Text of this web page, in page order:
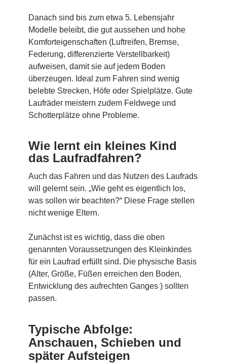
Danach sind bis zum etwa 5. Lebensjahr
Modelle beleibt, die gut aussehen und hohe
Komforteigenschaften (Luftreifen, Bremse,
Federung, differenzierte Verstellbarkeit)
aufweisen, damit sie auf jedem Boden
überzeugen. Ideal zum Fahren sind wenig
belebte Strecken, Höfe oder Spielplätze. Gute
Laufräder meistern zudem Feldwege und
Schotterplätze ohne Probleme.
Wie lernt ein kleines Kind
das Laufradfahren?
Auch das Fahren und das Nutzen des Laufrads
will gelernt sein. „Wie geht es eigentlich los,
was sollen wir beachten?“ Diese Frage stellen
nicht wenige Eltern.
Zunächst ist es wichtig, dass die oben
genannten Voraussetzungen des Kleinkindes
für ein Laufrad erfüllt sind. Die physische Basis
(Alter, Größe, Füßen erreichen den Boden,
Entwicklung des aufrechten Ganges ) sollten
passen.
Typische Abfolge:
Anschauen, Schieben und
später Aufsteigen